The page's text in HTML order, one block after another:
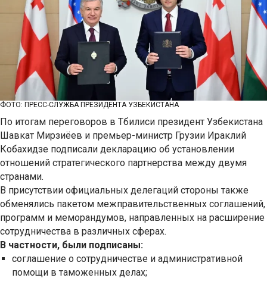
ФОТО: ПРЕСС-СЛУЖБА ПРЕЗИДЕНТА УЗБЕКИСТАНА
По итогам переговоров в Тбилиси президент Узбекистана
Шавкат Мирзиёев и премьер-министр Грузии Ираклий
Кобахидзе подписали декларацию об установлении
отношений стратегического партнерства между двумя
странами.
В присутствии официальных делегаций стороны также
обменялись пакетом межправительственных соглашений,
программ и меморандумов, направленных на расширение
сотрудничества в различных сферах.
В частности, были подписаны:
соглашение о сотрудничестве и административной
помощи в таможенных делах;